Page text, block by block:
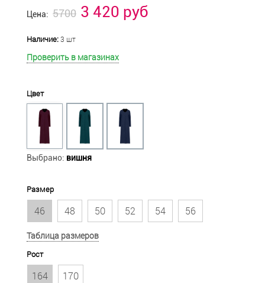
Цена: 5700 3 420 руб
Наличие:3 шт
Проверить в магазинах
Цвет
Выбрано: вишня
Размер
46 48 50 52 54 56
Таблица размеров
Рост
164 170